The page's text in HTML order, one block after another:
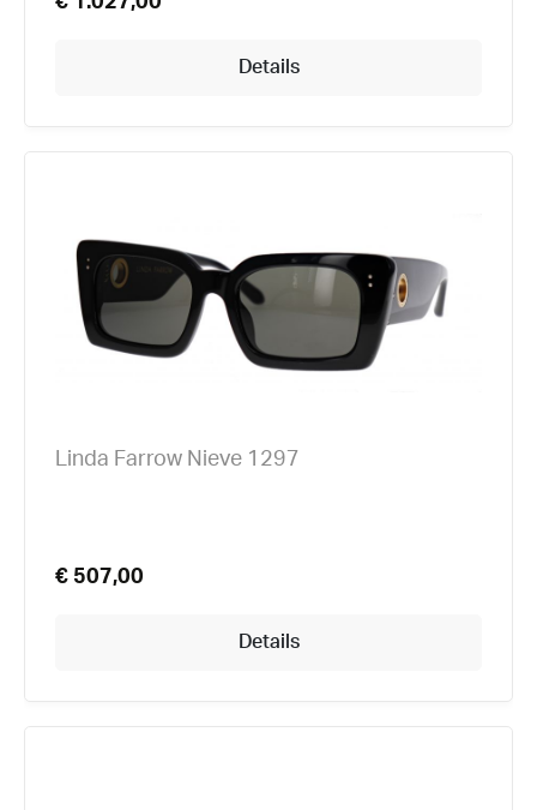
Details
Linda Farrow Nieve 1297
€ 507,00
Details